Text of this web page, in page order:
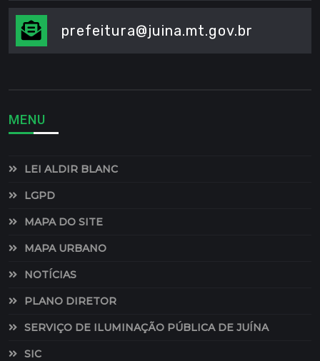
prefeitura@juina.mt.gov.br
MENU
LEI ALDIR BLANC
LGPD
MAPA DO SITE
MAPA URBANO
NOTÍCIAS
PLANO DIRETOR
SERVIÇO DE ILUMINAÇÃO PÚBLICA DE JUÍNA
SIC